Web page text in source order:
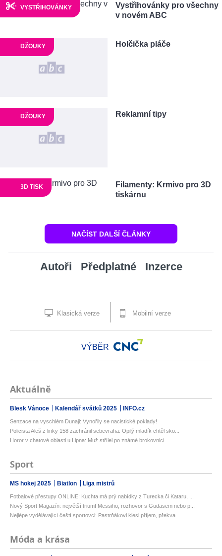
VYSTŘIHOVÁNKY
Vystřihovánky pro všechny
v novém ABC
DŽOUKY Holčička pláče
DŽOUKY Reklamní tipy
3D TISK
Filamenty: Krmivo pro 3D
tiskárnu
NAČÍST DALŠÍ ČLÁNKY
Autoři Předplatné Inzerce
Klasická verze Mobilní verze
VÝBĚR
Aktuálně
Blesk Vánoce Kalendář svátků 2025 INFO.cz
Senzace na vyschlém Dunaji: Vynořily se nacistické poklady!
Policista Aleš z linky 158 zachránil sebevraha: Opilý mladík chtěl sko...
Horor v chatové oblasti u Lipna: Muž střílel po známé brokovnicí
Sport
MS hokej 2025 Biatlon Liga mistrů
Fotbalové přestupy ONLINE: Kuchta má prý nabídky z Turecka či Kataru, ...
Nový Sport Magazín: největší triumf Messiho, rozhovor s Gudasem nebo p...
Nejlépe vydělávající čeští sportovci: Pastrňákovi klesl příjem, překva...
Móda a krása